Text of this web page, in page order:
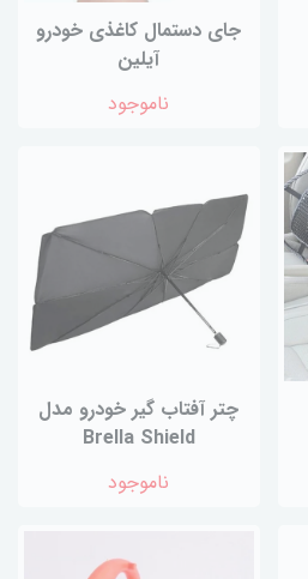
جای دستمال کاغذی خودرو
آیلین
ناموجود
چتر آفتاب گیر خودرو مدل
Brella Shield
ناموجود